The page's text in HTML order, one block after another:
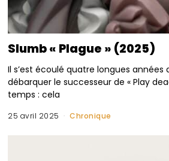
Slumb « Plague » (2025)
Il s’est écoulé quatre longues années
débarquer le successeur de « Play
temps : cela
25 avril 2025 Chronique